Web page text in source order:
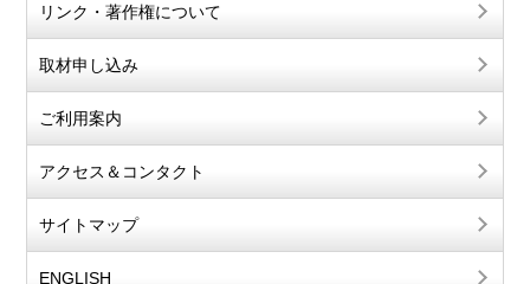
リンク・著作権について
取材申し込み
ご利用案内
アクセス＆コンタクト
サイトマップ
ENGLISH